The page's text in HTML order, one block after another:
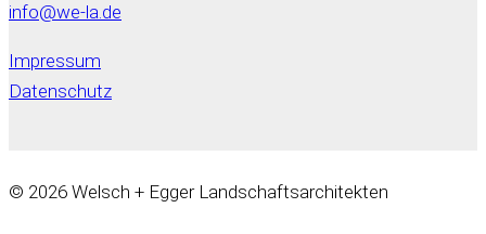
info@we-la.de
Impressum
Datenschutz
© 2026 Welsch + Egger Landschaftsarchitekten